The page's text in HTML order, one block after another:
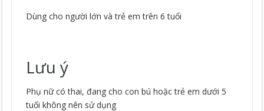
Dùng cho người lớn và trẻ em trên 6 tuổi
Lưu ý
Phụ nữ có thai, đang cho con bú hoặc trẻ em dưới 5
tuổi không nên sử dụng